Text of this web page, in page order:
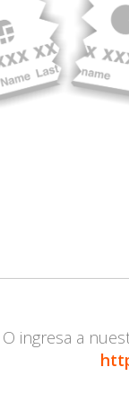
O ingresa a